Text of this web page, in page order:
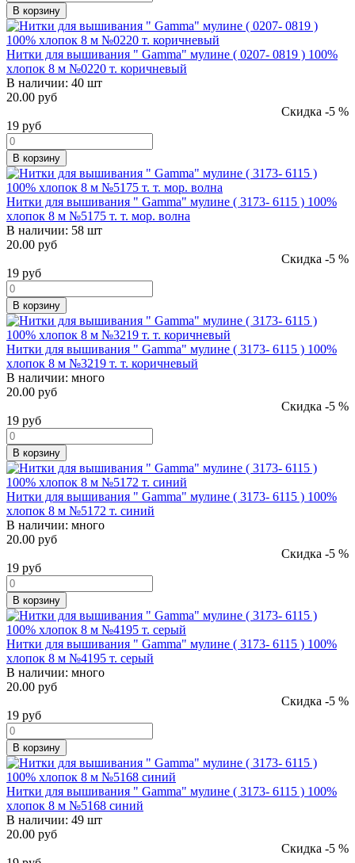
В корзину
Нитки для вышивания " Gamma" мулине ( 0207- 0819 ) 100%
хлопок 8 м №0220 т. коричневый
В наличии: 40 шт
20.00 руб
Скидка -5 %
19 руб
В корзину
Нитки для вышивания " Gamma" мулине ( 3173- 6115 ) 100%
хлопок 8 м №5175 т. т. мор. волна
В наличии: 58 шт
20.00 руб
Скидка -5 %
19 руб
В корзину
Нитки для вышивания " Gamma" мулине ( 3173- 6115 ) 100%
хлопок 8 м №3219 т. т. коричневый
В наличии: много
20.00 руб
Скидка -5 %
19 руб
В корзину
Нитки для вышивания " Gamma" мулине ( 3173- 6115 ) 100%
хлопок 8 м №5172 т. синий
В наличии: много
20.00 руб
Скидка -5 %
19 руб
В корзину
Нитки для вышивания " Gamma" мулине ( 3173- 6115 ) 100%
хлопок 8 м №4195 т. серый
В наличии: много
20.00 руб
Скидка -5 %
19 руб
В корзину
Нитки для вышивания " Gamma" мулине ( 3173- 6115 ) 100%
хлопок 8 м №5168 синий
В наличии: 49 шт
20.00 руб
Скидка -5 %